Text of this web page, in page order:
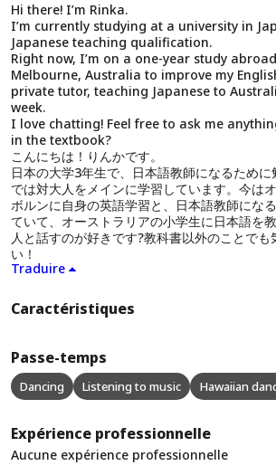
Hi there! I’m Rinka.
I’m currently studying at a university in
Japanese teaching qualification.
Right now, I’m on a one-year study
Melbourne, Australia to improve my
private tutor, teaching Japanese to
week.
I love chatting! Feel free to ask me
in the textbook?
こんにちは！りんかです。
日本の大学3年生で、日本語教師になるため
では対大人をメインに学習しています。今は
ボルンに自身の英語学習と、日本語教師にな
ていて、オーストラリアの小学生に日本語を教
人と話すのが好きです?教科書以外のことでも
い！
Traduire
Caractéristiques
Passe-temps
Dancing Listening to music Hawaiian
Expérience professionnelle
Aucune expérience professionnelle